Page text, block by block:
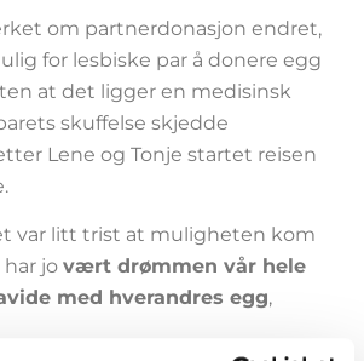
om partnerdonasjon endret,
for lesbiske par å donere egg
at det ligger en medisinsk
skuffelse skjedde
Lene og Tonje startet reisen
var litt trist at muligheten kom
har jo vært drømmen vår hele
med hverandres egg,